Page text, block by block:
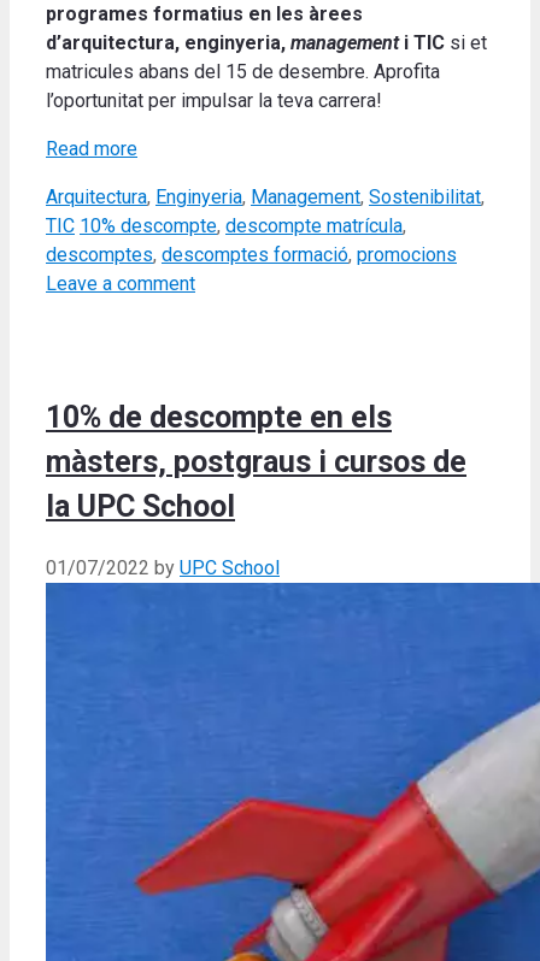
programes formatius en les àrees
d’arquitectura, enginyeria, managementi TIC si et
matricules abans del 15 de desembre. Aprofita
l’oportunitat per impulsar la teva carrera!
Read more
Categories
Arquitectura, Enginyeria, Management, Sostenibilitat,
TIC Tags
10% descompte, descompte matrícula,
descomptes, descomptes formació, promocions
Leave a comment
10% de descompte en els
màsters, postgraus i cursos de
la UPC School
01/07/2022 by UPC School